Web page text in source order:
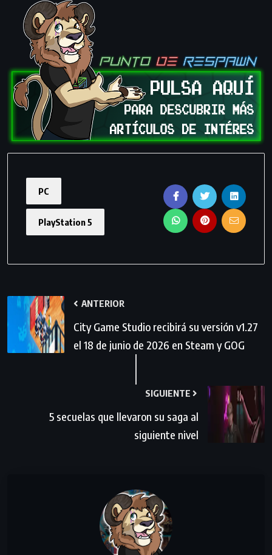
PC
PlayStation 5
ANTERIOR
City Game Studio recibirá su versión v1.27
el 18 de junio de 2026 en Steam y GOG
SIGUIENTE
5 secuelas que llevaron su saga al
siguiente nivel